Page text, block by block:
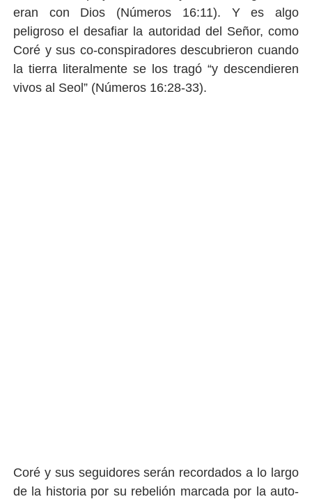
eran con Dios (Números 16:11). Y es algo
peligroso el desafiar la autoridad del Señor, como
Coré y sus co-conspiradores descubrieron cuando
la tierra literalmente se los tragó “y descendieren
vivos al Seol” (Números 16:28-33).
Coré y sus seguidores serán recordados a lo largo
de la historia por su rebelión marcada por la auto-